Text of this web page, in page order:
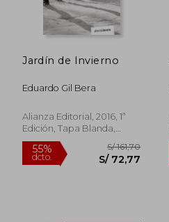
Jardín de Invierno
Eduardo Gil Bera
Alianza Editorial, 2016, 1ª
Edición, Tapa Blanda,
Usado